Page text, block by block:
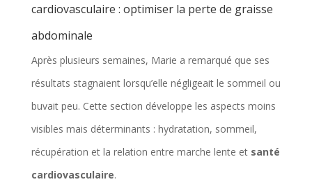
cardiovasculaire : optimiser la perte de graisse
abdominale
Après plusieurs semaines, Marie a remarqué que ses
résultats stagnaient lorsqu’elle négligeait le sommeil ou
buvait peu. Cette section développe les aspects moins
visibles mais déterminants : hydratation, sommeil,
récupération et la relation entre marche lente et santé
cardiovasculaire.